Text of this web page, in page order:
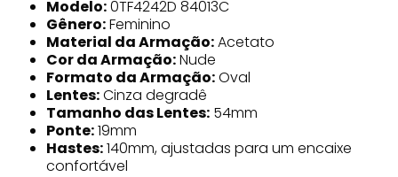
Modelo:0TF4242D 84013C
Gênero:Feminino
Material da Armação:Acetato
Cor da Armação:Nude
Formato da Armação:Oval
Lentes:Cinza degradê
Tamanho das Lentes: 54mm
Ponte:19mm
Hastes:140mm, ajustadas para um encaixe
confortável